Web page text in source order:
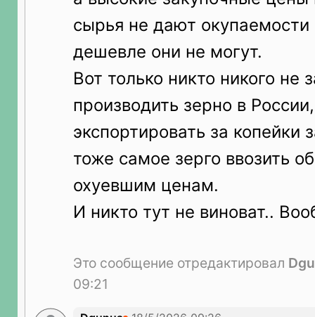
сырья не дают окупаемости
дешевле они не могут.
Вот только никто никого не
производить зерно в
экспортировать за копейки
тоже самое зерго ввозить
охуевшим ценам.
И никто тут не виноват..
Это сообщение отредактировал
09:21